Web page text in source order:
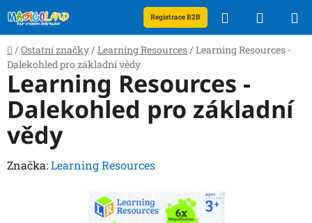
na
obsah
Registrace B2B Hledat
KOŠÍK
Domů
/ Ostatní značky / Learning Resources / Learning Resources -
Dalekohled pro základní vědy
Learning Resources -
Dalekohled pro základní
vědy
Značka:Learning Resources